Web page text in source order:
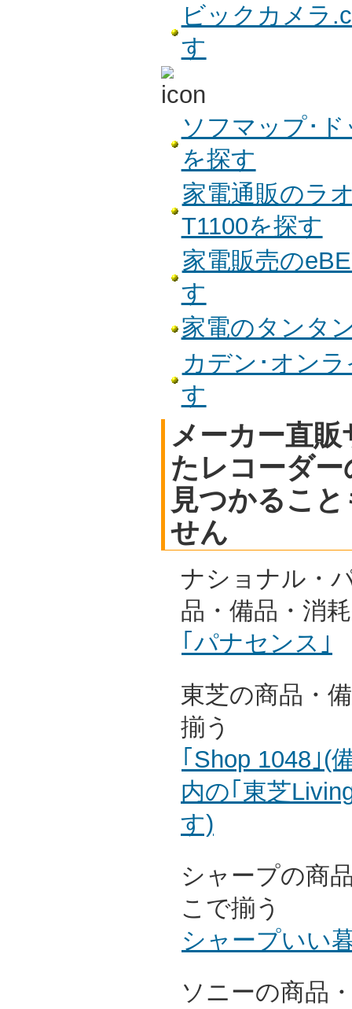
ビックカメラ
す
ソフマップ･
を探す
家電通販のラ
T1100を探す
家電販売の
す
家電のタンタ
カデン･オン
す
メーカー直
たレコーダ
見つかるこ
せん
ナショナル・
品・備品・消
｢パナセンス｣
東芝の商品・
揃う
｢Shop 1048｣(
内の｢東芝
す)
シャープの商
こで揃う
シャープいい
ソニーの商品